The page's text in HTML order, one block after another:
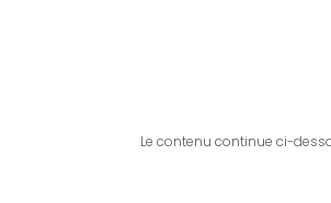
Le contenu continue ci-